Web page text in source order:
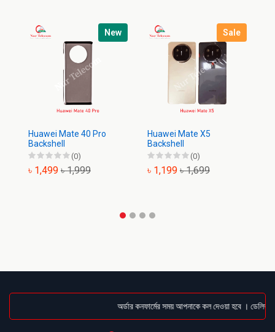
New
Huawei Mate 40 Pro
Backshell
(0)
৳ 1,499 ৳ 1,999
Sale
Huawei Mate X5
Backshell
(0)
৳ 1,199 ৳ 1,699
অর্ডার কনফার্মের সময় আপনাকে কল দেওয়া হবে ।